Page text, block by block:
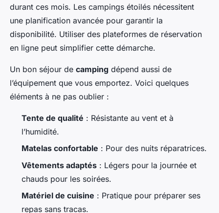
durant ces mois. Les campings étoilés nécessitent
une planification avancée pour garantir la
disponibilité. Utiliser des plateformes de réservation
en ligne peut simplifier cette démarche.
Un bon séjour de camping dépend aussi de
l’équipement que vous emportez. Voici quelques
éléments à ne pas oublier :
Tente de qualité : Résistante au vent et à
l’humidité.
Matelas confortable : Pour des nuits réparatrices.
Vêtements adaptés : Légers pour la journée et
chauds pour les soirées.
Matériel de cuisine : Pratique pour préparer ses
repas sans tracas.